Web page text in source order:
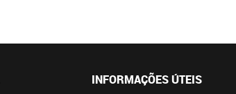
INFORMAÇÕES ÚTEIS